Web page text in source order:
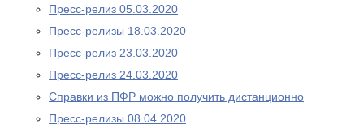
Пресс-релиз 05.03.2020
Пресс-релизы 18.03.2020
Пресс-релиз 23.03.2020
Пресс-релиз 24.03.2020
Справки из ПФР можно получить дистанционно
Пресс-релизы 08.04.2020